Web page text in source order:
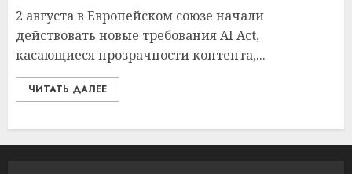
2 августа в Европейском союзе начали
действовать новые требования AI Act,
касающиеся прозрачности контента,...
ЧИТАТЬ ДАЛЕЕ